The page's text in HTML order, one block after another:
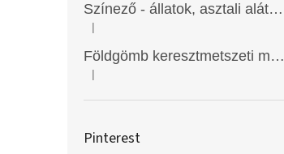
Színező - állatok, asztali alátét, Funny Mat
A termék értékelése 5-ből 5 csillag.
|
Földgömb keresztmetszeti modell
A termék értékelése 5-ből 5 csillag.
|
Pinterest